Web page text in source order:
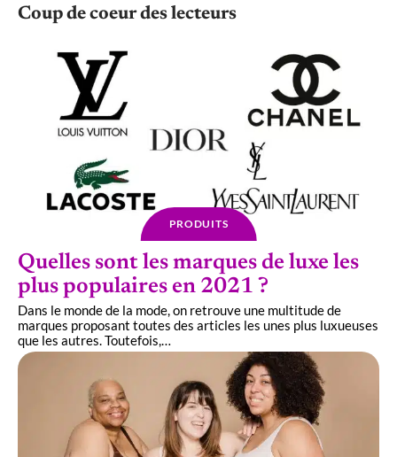
Coup de coeur des lecteurs
PRODUITS
Quelles sont les marques de luxe les
plus populaires en 2021 ?
Dans le monde de la mode, on retrouve une multitude de
marques proposant toutes des articles les unes plus luxueuses
que les autres. Toutefois,…